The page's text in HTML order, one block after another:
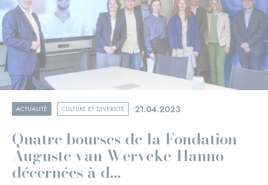
ACTUALITÉ CULTURE ET DIVERSITÉ 21.04.2023
Quatre bourses de la Fondation
Auguste van Werveke-Hanno
décernées à d...